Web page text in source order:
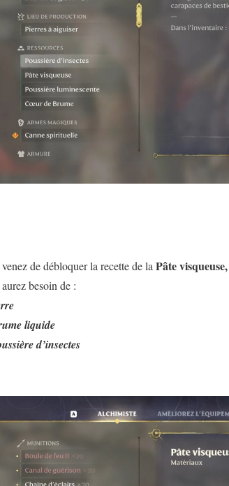
de débloquer la recette de la Pâte visqueuse,
besoin de :
liquide
d’insectes